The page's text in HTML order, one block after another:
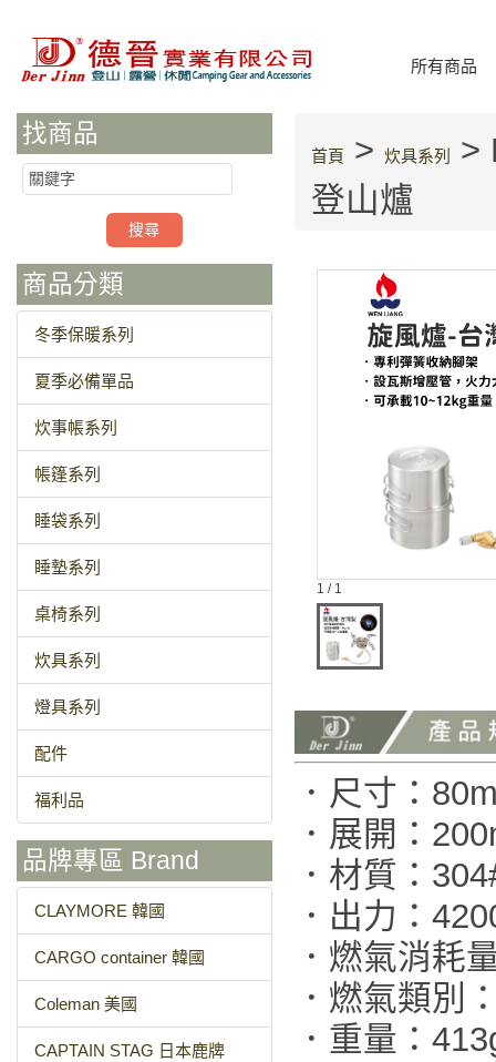
所有商品
找商品
商品分類
冬季保暖系列
夏季必備單品
炊事帳系列
帳篷系列
睡袋系列
睡墊系列
桌椅系列
炊具系列
燈具系列
配件
福利品
品牌專區 Brand
CLAYMORE 韓國
CARGO container 韓國
Coleman 美國
CAPTAIN STAG 日本鹿牌
首頁 > 炊具系列
>
登山爐
1 / 1
．尺寸：
．展開：
．材質：
．出力：
．燃氣消耗
．燃氣類別
．重量：